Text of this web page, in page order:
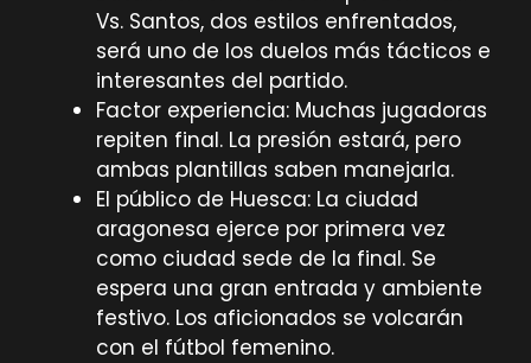
Vs. Santos, dos estilos enfrentados,
será uno de los duelos más tácticos e
interesantes del partido.
Factor experiencia: Muchas jugadoras
repiten final. La presión estará, pero
ambas plantillas saben manejarla.
El público de Huesca: La ciudad
aragonesa ejerce por primera vez
como ciudad sede de la final. Se
espera una gran entrada y ambiente
festivo. Los aficionados se volcarán
con el fútbol femenino.